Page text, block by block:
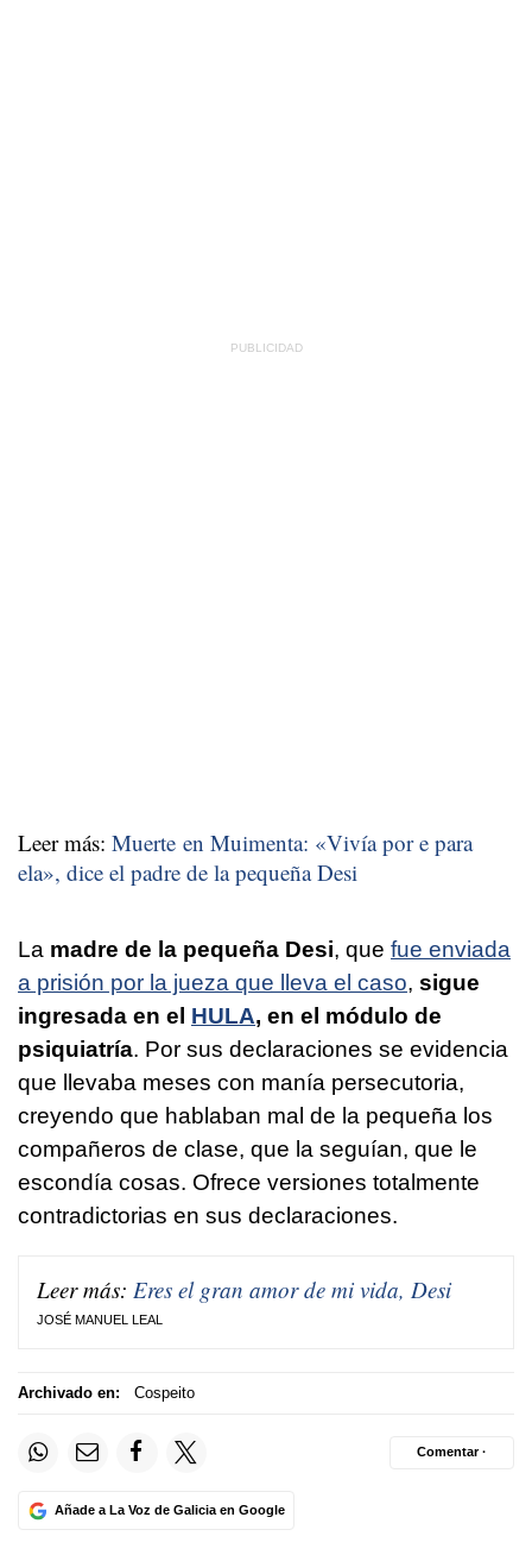
Leer más: Muerte en Muimenta: «Vivía por e para
ela», dice el padre de la pequeña Desi
La madre de la pequeña Desi, que fue enviada
a prisión por la jueza que lleva el caso, sigue
ingresada en el HULA, en el módulo de
psiquiatría. Por sus declaraciones se evidencia
que llevaba meses con manía persecutoria,
creyendo que hablaban mal de la pequeña los
compañeros de clase, que la seguían, que le
escondía cosas. Ofrece versiones totalmente
contradictorias en sus declaraciones.
Leer más: Eres el gran amor de mi vida, Desi
JOSÉ MANUEL LEAL
Archivado en: Cospeito
Añade a La Voz de Galicia en Google
Comentar ·